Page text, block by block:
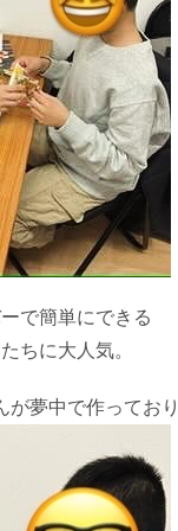
で簡単にできる
ちに大人気。
夢中で作っており